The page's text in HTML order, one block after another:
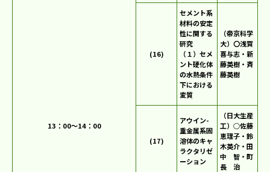
13：00～14：00
(16)
セメント系
材料の安定
性に関する
研究
（１）セメ
ント硬化体
の水熱条件
下における
変質
（帝京科学
大）〇浅賀
喜与志・新
藤英樹・斉
藤英樹
(17)
アウイン-
重金属系固
溶体のキャ
ラクタリゼ
ーション
（日大生産
工）○佐藤
恵理子・鈴
木英介・田
中 智・町
長 治